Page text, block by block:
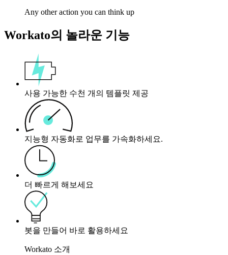
Any other action you can think up
Workato의 놀라운 기능
사용 가능한 수천 개의 템플릿 제공
지능형 자동화로 업무를 가속화하세요.
더 빠르게 해보세요
봇을 만들어 바로 활용하세요
Workato 소개